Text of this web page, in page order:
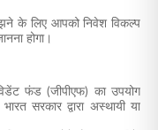
के लिए आपको निवेश विकल्प
होगा।
फंड (जीपीएफ) का उपयोग
सरकार द्वारा अस्थायी या